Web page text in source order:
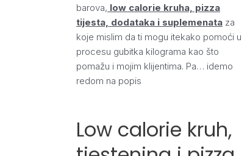
barova, low calorie kruha, pizza
tijesta, dodataka i suplemenata za
koje mislim da ti mogu itekako pomoći u
procesu gubitka kilograma kao što
pomažu i mojim klijentima. Pa… idemo
redom na popis
Low calorie kruh,